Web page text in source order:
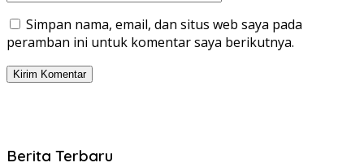
Simpan nama, email, dan situs web saya pada
peramban ini untuk komentar saya berikutnya.
Berita Terbaru